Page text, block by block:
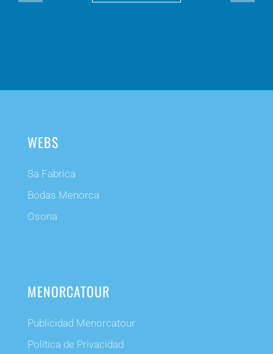
WEBS
Sa Fabrica
Bodas Menorca
Osona
MENORCATOUR
Publicidad Menorcatour
Política de Privacidad